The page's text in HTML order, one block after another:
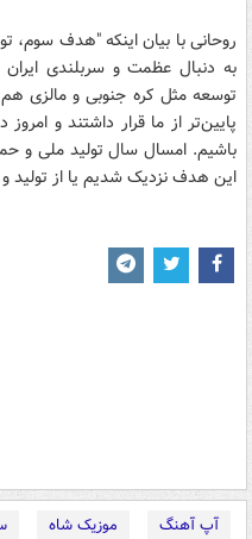
روحانی با بیان اینکه "هدف
به دنبال عظمت و سربلندی
توسعه مثل کره جنوبی و مالزی
پایین‌تر از ما قرار داشتند و
باشیم. امسال سال تولید ملی و
این هدف نزدیک شدیم یا از تولید
آپ آهنگ موزیک شاه